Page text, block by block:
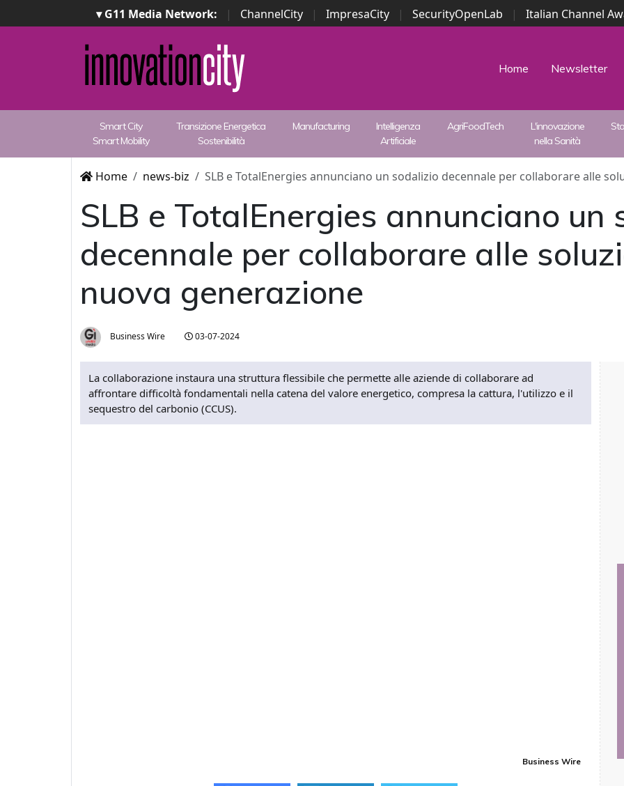
▾ G11 Media Network: | ChannelCity | ImpresaCity | SecurityOpenLab | Italian Channel
Security Awards | ...
Home Newsletter
Smart City
Smart Mobility
Transizione Energetica
Sostenibilità
Manufacturing
Intelligenza
Artificiale
AgriFoodTech
L'innovazione
nella Sanità
Home news-biz SLB e TotalEnergies annunciano un sodalizio decennale per collaborare alle
SLB e TotalEnergies annunciano un
decennale per collaborare alle
nuova generazione
Business Wire 03-07-2024
La collaborazione instaura una struttura flessibile che permette alle aziende di collaborare ad
affrontare difficoltà fondamentali nella catena del valore energetico, compresa la cattura, l'utilizzo e il
sequestro del carbonio (CCUS).
Business Wire